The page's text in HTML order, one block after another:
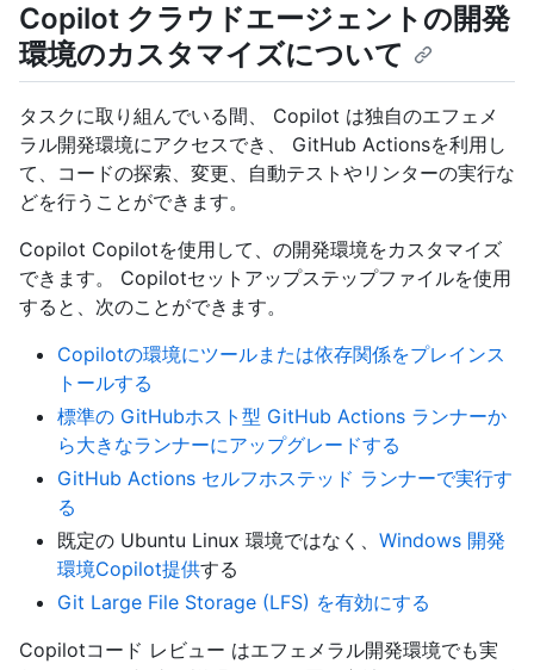
Copilot クラウドエージェントの開発
環境のカスタマイズについて
タスクに取り組んでいる間、 Copilot は独自のエフェメ
ラル開発環境にアクセスでき、 GitHub Actionsを利用し
て、コードの探索、変更、自動テストやリンターの実行な
どを行うことができます。
Copilot Copilotを使用して、 の開発環境をカスタマイズ
できます。 Copilotセットアップステップファイルを使用
すると、次のことができます。
Copilotの環境にツールまたは依存関係をプレインス
トールする
標準の GitHubホスト型 GitHub Actions ランナーか
ら大きなランナーにアップグレードする
GitHub Actions セルフホステッド ランナーで実行す
る
既定の Ubuntu Linux 環境ではなく、 Windows 開発
環境Copilot提供する
Git Large File Storage (LFS) を有効にする
Copilotコード レビュー はエフェメラル開発環境でも実